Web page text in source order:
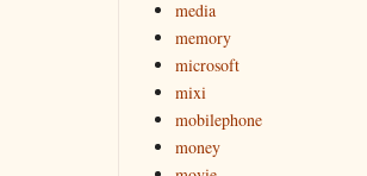
media
memory
microsoft
mixi
mobilephone
money